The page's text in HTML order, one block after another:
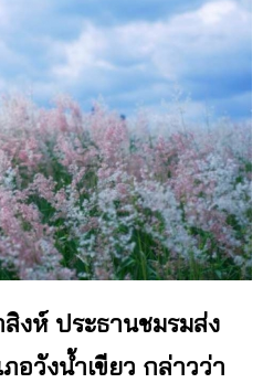
งห์ ประธานชมรมส่ง
อวังน้ำเขียว กล่าวว่า